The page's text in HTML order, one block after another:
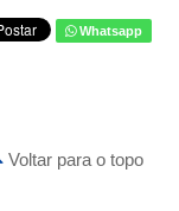
Whatsapp
Voltar para o topo